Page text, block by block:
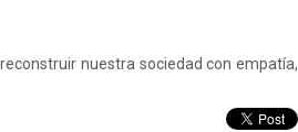
nuestra sociedad con empatía,